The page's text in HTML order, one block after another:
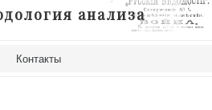
анализа
Контакты